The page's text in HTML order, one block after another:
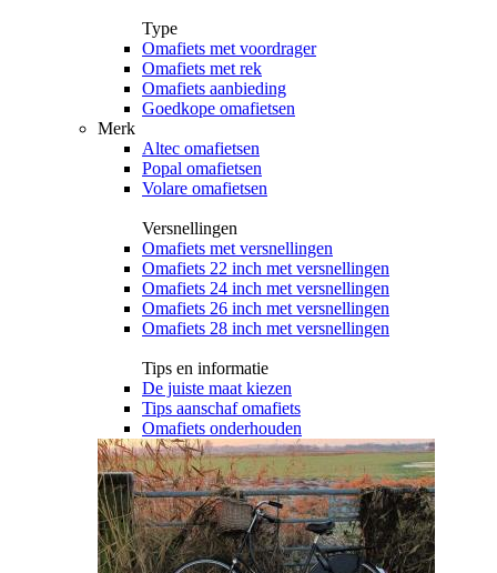
Type
Omafiets met voordrager
Omafiets met rek
Omafiets aanbieding
Goedkope omafietsen
Merk
Altec omafietsen
Popal omafietsen
Volare omafietsen
Versnellingen
Omafiets met versnellingen
Omafiets 22 inch met versnellingen
Omafiets 24 inch met versnellingen
Omafiets 26 inch met versnellingen
Omafiets 28 inch met versnellingen
Tips en informatie
De juiste maat kiezen
Tips aanschaf omafiets
Omafiets onderhouden